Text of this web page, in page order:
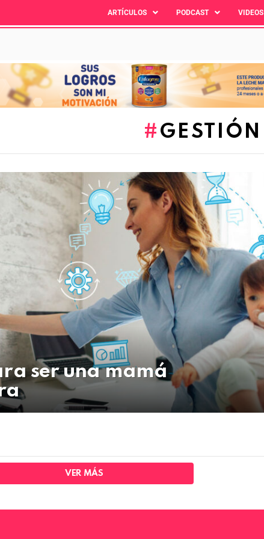
ARTÍCULOS PODCAST VIDEOS
GESTIÓN
ser una mamá
VER MÁS